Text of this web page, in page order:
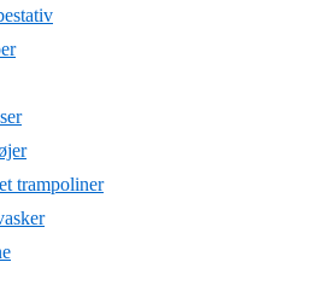
trampoliner